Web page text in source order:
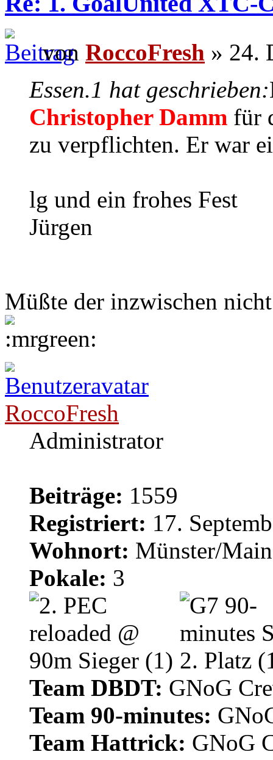
von RoccoFresh » 24.
Essen.1 hat geschrieben:
Christopher Damm für
zu verpflichten. Er war
lg und ein frohes Fest
Jürgen
Müßte der inzwischen
RoccoFresh
Administrator
Beiträge: 1559
Registriert: 17.
Wohnort: Münster/
Pokale: 3
Team DBDT: GNoG
Team 90-minutes:
Team Hattrick: GNoG